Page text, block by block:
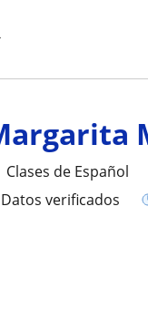
Clases de Español
Datos verificados